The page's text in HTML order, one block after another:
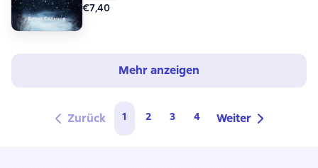
€7,40
Mehr anzeigen
Zurück 1 2 3 4 Weiter